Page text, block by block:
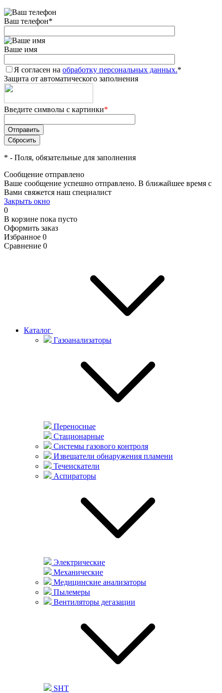
Ваш телефон*
Ваше имя
Я согласен на обработку персональных данных.*
Защита от автоматического заполнения
Введите символы с картинки*
* - Поля, обязательные для заполнения
Сообщение отправлено
Ваше сообщение успешно отправлено. В ближайшее время с
Вами свяжется наш специалист
Закрыть окно
0
В корзине пока пусто
Оформить заказ
Избранное 0
Сравнение 0
Каталог
Газоанализаторы
Переносные
Стационарные
Системы газового контроля
Извещатели обнаружения пламени
Течеискатели
Аспираторы
Электрические
Механические
Медицинские анализаторы
Пылемеры
Вентиляторы дегазации
SHT